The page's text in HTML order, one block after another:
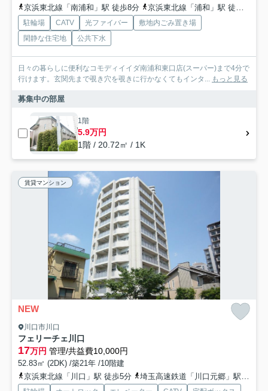
京浜東北線「南浦和」駅 徒歩8分
京浜東北線「浦和」駅 徒歩29分
駐輪場 CATV 光ファイバー
敷地内ごみ置き場
閑静な住宅地
公共下水
日々の暮らしに便利なコモディイイダ南浦和東口店(スーパー)まで4分で
行けます。玄関先まで覗き穴を覗きに行かなくてもインタ... もっと見る
募集中の部屋
1階
5.9万円
1階 / 20.72㎡ / 1K
賃貸マンション
NEW
川口市川口
フェリーチェ川口
17万円 管理/共益費10,000円
52.83㎡ (2DK) /築21年 /10階建
京浜東北線「川口」駅 徒歩5分
埼玉高速鉄道「川口元郷」駅 徒歩23分